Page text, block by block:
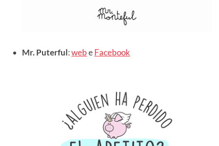
Mr. Puterful:webeFacebook